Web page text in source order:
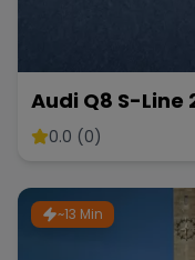
Audi Q8 S-Line
hochzeitauto
0.0 (0)
~13 Min